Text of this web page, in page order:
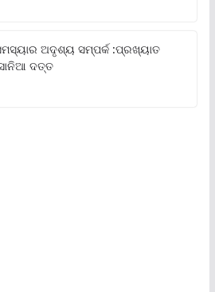
ଅଦୃଶ୍ୟ ସମ୍ପର୍କ :ପ୍ରଖ୍ୟାତ
ଦତ୍ତ